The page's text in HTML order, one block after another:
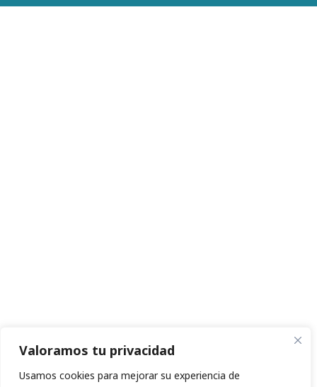
Valoramos tu privacidad
Usamos cookies para mejorar su experiencia de